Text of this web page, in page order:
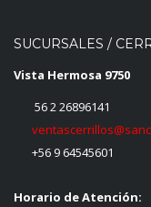
SUCURSALES /
Vista Hermosa 9750
56 2 26896141
+56 9 64545601
Horario de Atención: